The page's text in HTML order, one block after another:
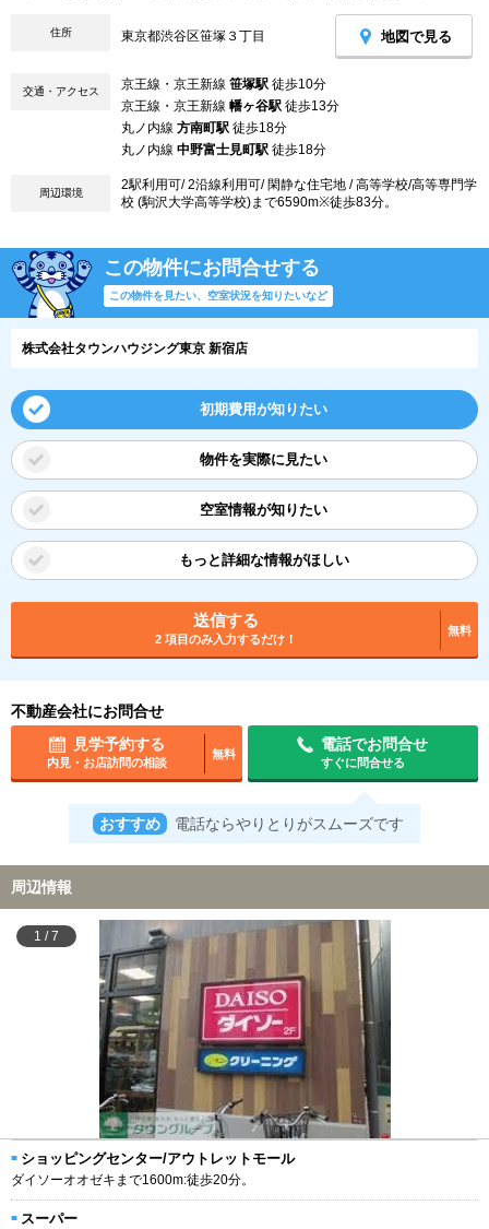
住所 東京都渋谷区笹塚３丁目 地図で見る
交通・アクセス 京王線・京王新線 笹塚駅 徒歩10分
京王線・京王新線 幡ヶ谷駅 徒歩13分
丸ノ内線 方南町駅 徒歩18分
丸ノ内線 中野富士見町駅 徒歩18分
周辺環境
2駅利用可/ 2沿線利用可/ 閑静な住宅地 / 高等学校/高等専門学
校 (駒沢大学高等学校)まで6590m※徒歩83分。
この物件にお問合せする
この物件を見たい、空室状況を知りたいなど
株式会社タウンハウジング東京 新宿店
初期費用が知りたい
物件を実際に見たい
空室情報が知りたい
もっと詳細な情報がほしい
送信する
2 項目のみ入力するだけ！
無料
不動産会社にお問合せ
見学予約する
内見・お店訪問の相談
無料
電話でお問合せ
すぐに問合せる
おすすめ 電話ならやりとりがスムーズです
周辺情報
1 /7
ショッピングセンター/アウトレットモール
ダイソーオオゼキまで1600m:徒歩20分。
スーパー